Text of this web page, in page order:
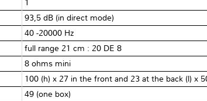
1
93,5 dB (in direct mode)
40 -20000 Hz
full range 21 cm : 20 DE 8
8 ohms mini
100 (h) x 27 in the front and 23 at the back (l) x
49 (one box)